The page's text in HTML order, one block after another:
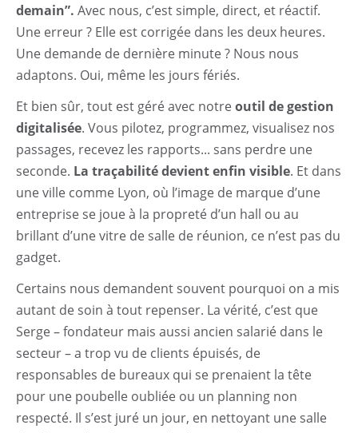
demain”. Avec nous, c’est simple, direct, et réactif.
Une erreur ? Elle est corrigée dans les deux heures.
Une demande de dernière minute ? Nous nous
adaptons. Oui, même les jours fériés.
Et bien sûr, tout est géré avec notre outil de gestion
digitalisée. Vous pilotez, programmez, visualisez nos
passages, recevez les rapports... sans perdre une
seconde. La traçabilité devient enfin visible. Et dans
une ville comme Lyon, où l’image de marque d’une
entreprise se joue à la propreté d’un hall ou au
brillant d’une vitre de salle de réunion, ce n’est pas du
gadget.
Certains nous demandent souvent pourquoi on a mis
autant de soin à tout repenser. La vérité, c’est que
Serge – fondateur mais aussi ancien salarié dans le
secteur – a trop vu de clients épuisés, de
responsables de bureaux qui se prenaient la tête
pour une poubelle oubliée ou un planning non
respecté. Il s’est juré un jour, en nettoyant une salle